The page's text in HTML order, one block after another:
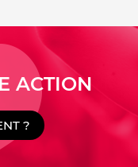
ACTION
?